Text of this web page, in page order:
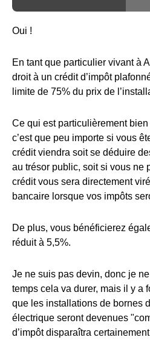
Oui !
En tant que particulier vivant à
droit à un crédit d’impôt
limite de 75% du prix de
Ce qui est particulièrement bien
c’est que peu importe si vous
crédit viendra soit se déduire
au trésor public, soit si vous ne
crédit vous sera directement
bancaire lorsque vos impôts
De plus, vous bénéficierez
réduit à 5,5%.
Je ne suis pas devin, donc je
temps cela va durer, mais il y a
que les installations de bornes
électrique seront devenues
d’impôt disparaîtra